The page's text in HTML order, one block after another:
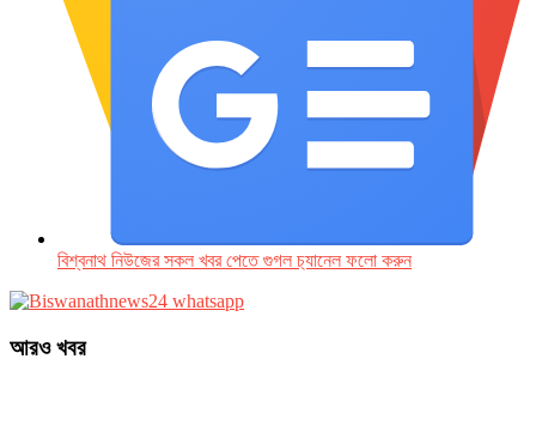
বিশ্বনাথ নিউজের সকল খবর পেতে গুগল চ‌্যানেল ফলো করুন
আরও খবর